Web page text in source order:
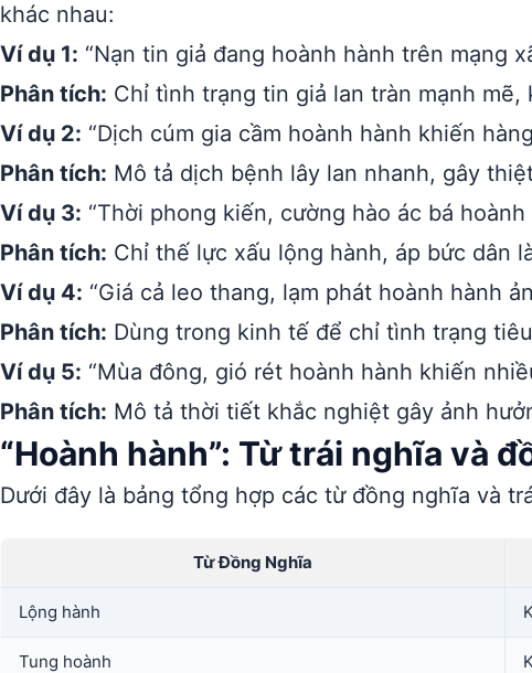
khác nhau:
Ví dụ 1: “Nạn tin giả đang hoành hành trên mạng
Phân tích: Chỉ tình trạng tin giả lan tràn mạnh
Ví dụ 2: “Dịch cúm gia cầm hoành hành khiến
Phân tích: Mô tả dịch bệnh lây lan nhanh, gây
Ví dụ 3: “Thời phong kiến, cường hào ác bá hoành
Phân tích: Chỉ thế lực xấu lộng hành, áp bức dân
Ví dụ 4: “Giá cả leo thang, lạm phát hoành hành
Phân tích: Dùng trong kinh tế để chỉ tình trạng
Ví dụ 5: “Mùa đông, gió rét hoành hành khiến
Phân tích: Mô tả thời tiết khắc nghiệt gây ảnh
“Hoành hành”: Từ trái nghĩa và
Dưới đây là bảng tổng hợp các từ đồng nghĩa và
Từ Đồng Nghĩa
Lộng hành
Tung hoành